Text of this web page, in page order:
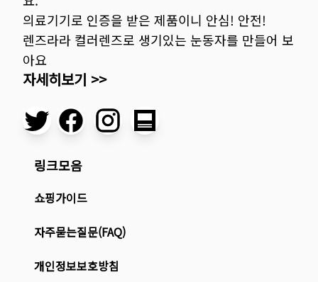
의료기기로 인증을 받은 제품이니 안심! 안전!
렌즈라라 컬러렌즈로 생기있는 눈동자를 만들어 보
아요
자세히보기 >>
링크모음
쇼핑가이드
자주묻는질문(FAQ)
개인정보보호방침